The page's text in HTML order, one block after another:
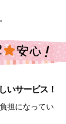
いサービス！
担になってい